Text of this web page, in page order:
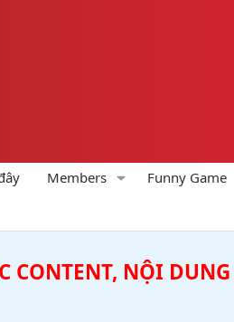
Members Funny Game
CONTENT, NỘI